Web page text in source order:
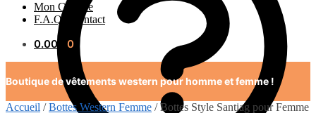
Mon Compte
F.A.Q / Contact
0.00€ 0
Boutique de vêtements western pour homme et femme !
Accueil /Bottes Western Femme /Bottes Style Santiag pour Femme